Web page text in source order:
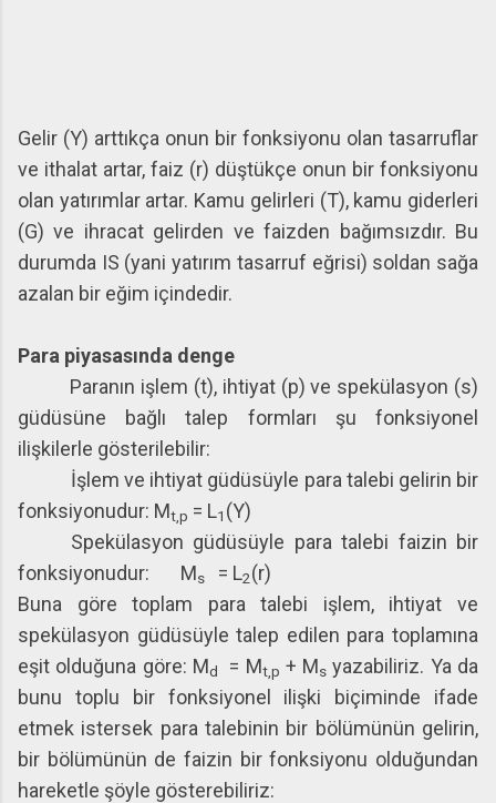
Gelir (Y) arttıkça onun bir fonksiyonu olan tasarruflar
ve ithalat artar, faiz (r) düştükçe onun bir fonksiyonu
olan yatırımlar artar. Kamu gelirleri (T), kamu giderleri
(G) ve ihracat gelirden ve faizden bağımsızdır. Bu
durumda IS (yani yatırım tasarruf eğrisi) soldan sağa
azalan bir eğim içindedir.
Para piyasasında denge
Paranın işlem (t), ihtiyat (p) ve spekülasyon (s)
güdüsüne bağlı talep formları şu fonksiyonel
ilişkilerle gösterilebilir:
İşlem ve ihtiyat güdüsüyle para talebi gelirin bir
fonksiyonudur: Mt,p = L1 (Y)
Spekülasyon güdüsüyle para talebi faizin bir
fonksiyonudur: Ms = L2(r)
Buna göre toplam para talebi işlem, ihtiyat ve
spekülasyon güdüsüyle talep edilen para toplamına
eşit olduğuna göre: Md = Mt,p + Ms yazabiliriz. Ya da
bunu toplu bir fonksiyonel ilişki biçiminde ifade
etmek istersek para talebinin bir bölümünün gelirin,
bir bölümünün de faizin bir fonksiyonu olduğundan
hareketle şöyle gösterebiliriz: